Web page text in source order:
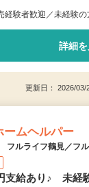
経験者歓迎／未経験の
詳細
更新日： 2026/
ームヘルパー
ルライフ鶴見／フル
支給あり♪ 未経